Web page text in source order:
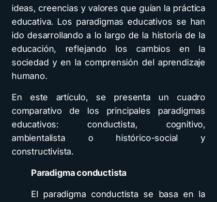
ideas, creencias y valores que guían la práctica
educativa. Los paradigmas educativos se han
ido desarrollando a lo largo de la historia de la
educación, reflejando los cambios en la
sociedad y en la comprensión del aprendizaje
humano.
En este artículo, se presenta un cuadro
comparativo de los principales paradigmas
educativos: conductista, cognitivo,
ambientalista o histórico-social y
constructivista.
Paradigma conductista
El paradigma conductista se basa en la